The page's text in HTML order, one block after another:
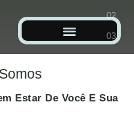
e faringite
Estar De Você E Sua